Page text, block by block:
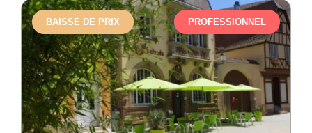
électriques
BAISSE DE PRIX PROFESSIONNEL